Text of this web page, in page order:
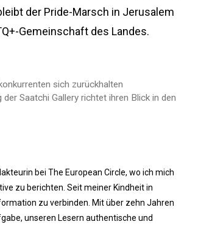
der Pride-Marsch in Jerusalem
Gemeinschaft des Landes.
sich zurückhalten
Saatchi Gallery richtet ihren Blick in den
bei The European Circle, wo ich mich
zu berichten. Seit meiner Kindheit in
zu verbinden. Mit über zehn Jahren
unseren Lesern authentische und